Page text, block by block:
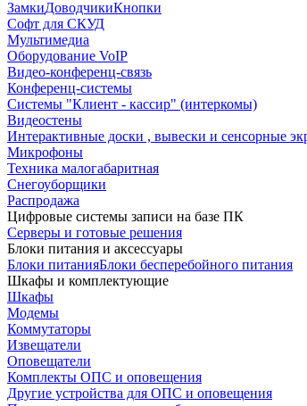
ЗамкиДоводчикиКнопки
Софт для СКУД
Мультимедиа
Оборудование VoIP
Видео-конференц-связь
Конференц-системы
Системы "Клиент - кассир" (интеркомы)
Видеостены
Интерактивные доски , вывески и сенсорные
Микрофоны
Техника малогабаритная
Снегоуборщики
Распродажа
Цифровые системы записи на базе ПК
Серверы и готовые решения
Блоки питания и аксессуары
Блоки питанияБлоки бесперебойного питания
Шкафы и комплектующие
Шкафы
Модемы
Коммутаторы
Извещатели
Оповещатели
Комплекты ОПС и оповещения
Другие устройства для ОПС и оповещения